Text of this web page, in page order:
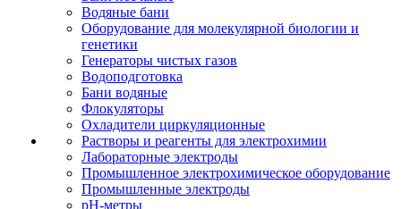
Водяные бани
Оборудование для молекулярной биологии и
генетики
Генераторы чистых газов
Водоподготовка
Бани водяные
Флокуляторы
Охладители циркуляционные
Растворы и реагенты для электрохимии
Лабораторные электроды
Промышленное электрохимическое оборудование
Промышленные электроды
pH-метры